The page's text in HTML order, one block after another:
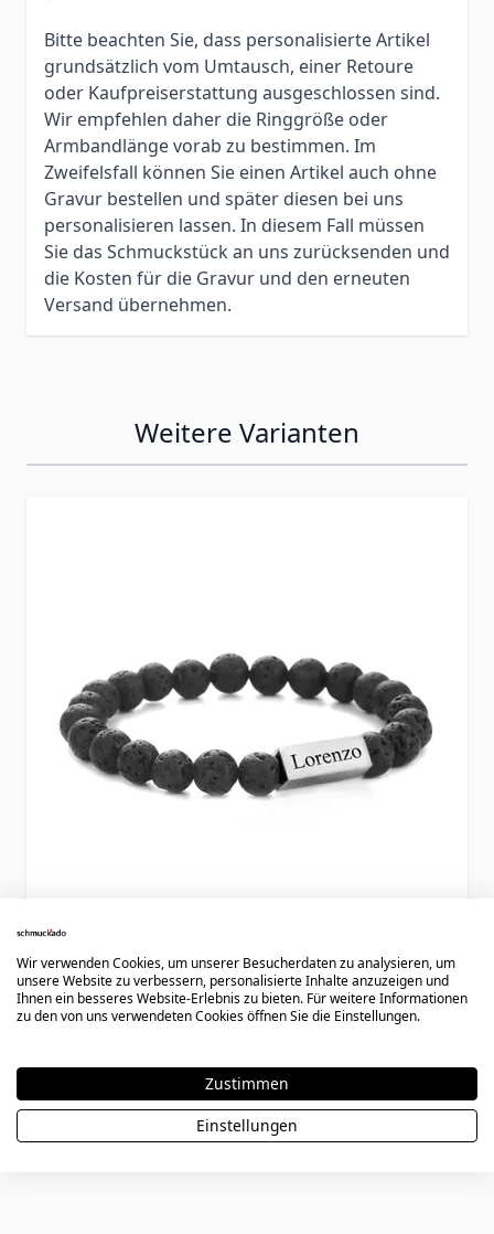
Bitte beachten Sie, dass personalisierte Artikel
grundsätzlich vom Umtausch, einer Retoure
oder Kaufpreiserstattung ausgeschlossen sind.
Wir empfehlen daher die Ringgröße oder
Armbandlänge vorab zu bestimmen. Im
Zweifelsfall können Sie einen Artikel auch ohne
Gravur bestellen und später diesen bei uns
personalisieren lassen. In diesem Fall müssen
Sie das Schmuckstück an uns zurücksenden und
die Kosten für die Gravur und den erneuten
Versand übernehmen.
Weitere Varianten
29,90 €
Wir verwenden Cookies, um unserer Besucherdaten zu analysieren, um
unsere Website zu verbessern, personalisierte Inhalte anzuzeigen und
Ihnen ein besseres Website-Erlebnis zu bieten. Für weitere Informationen
zu den von uns verwendeten Cookies öffnen Sie die Einstellungen.
Zustimmen
Einstellungen